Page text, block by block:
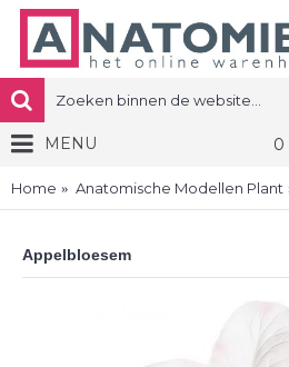
MENU
Home Anatomische Modellen Plant
Appelbloesem